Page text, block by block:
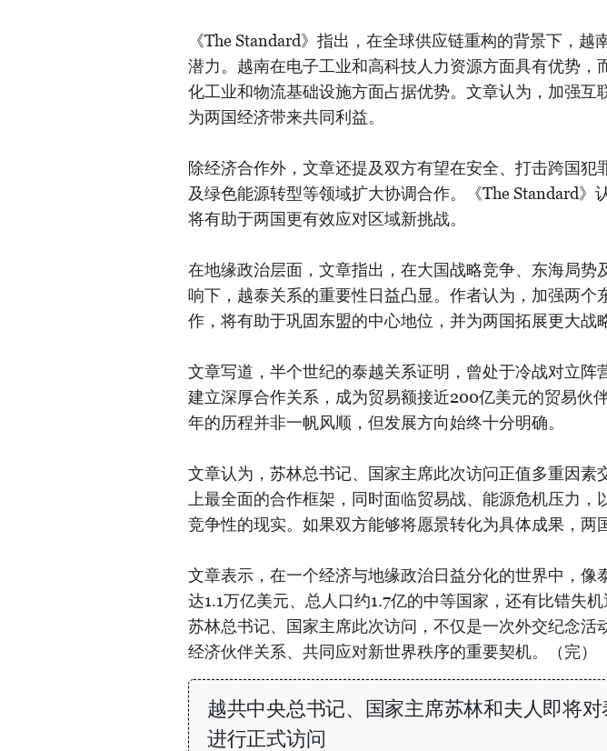
《The Standard》指出，在全球供应链重构的背景下，越
潜力。越南在电子工业和高科技人力资源方面具有优势，
化工业和物流基础设施方面占据优势。文章认为，加强互
为两国经济带来共同利益。
除经济合作外，文章还提及双方有望在安全、打击跨国犯
及绿色能源转型等领域扩大协调合作。《The Standard》
将有助于两国更有效应对区域新挑战。
在地缘政治层面，文章指出，在大国战略竞争、东海局势
响下，越泰关系的重要性日益凸显。作者认为，加强两个
作，将有助于巩固东盟的中心地位，并为两国拓展更大战
文章写道，半个世纪的泰越关系证明，曾处于冷战对立阵
建立深厚合作关系，成为贸易额接近200亿美元的贸易伙
年的历程并非一帆风顺，但发展方向始终十分明确。
文章认为，苏林总书记、国家主席此次访问正值多重因素
上最全面的合作框架，同时面临贸易战、能源危机压力，
竞争性的现实。如果双方能够将愿景转化为具体成果，两
文章表示，在一个经济与地缘政治日益分化的世界中，像
达1.1万亿美元、总人口约1.7亿的中等国家，还有比错失
苏林总书记、国家主席此次访问，不仅是一次外交纪念活
经济伙伴关系、共同应对新世界秩序的重要契机。（完）
越共中央总书记、国家主席苏林和夫人即将对
进行正式访问